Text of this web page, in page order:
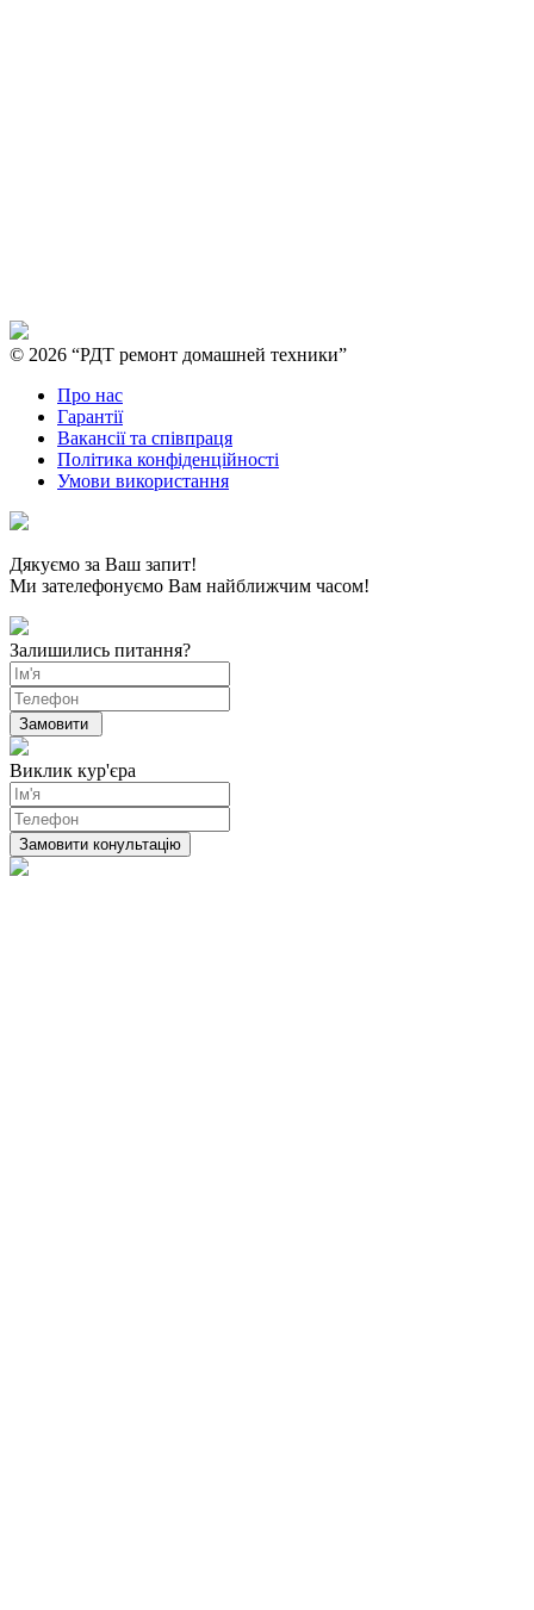
© 2026 “РДТ ремонт домашней техники”
Про нас
Гарантії
Вакансії та співпраця
Політика конфіденційності
Умови використання
Дякуємо за Ваш запит!
Ми зателефонуємо Вам найближчим часом!
Залишились питання?
Виклик кур'єра